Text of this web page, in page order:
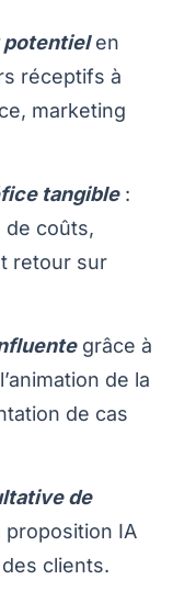
potentielen
réceptifs à
marketing
tangible:
de coûts,
retour sur
grâce à
de la
de cas
de
IA
clients.